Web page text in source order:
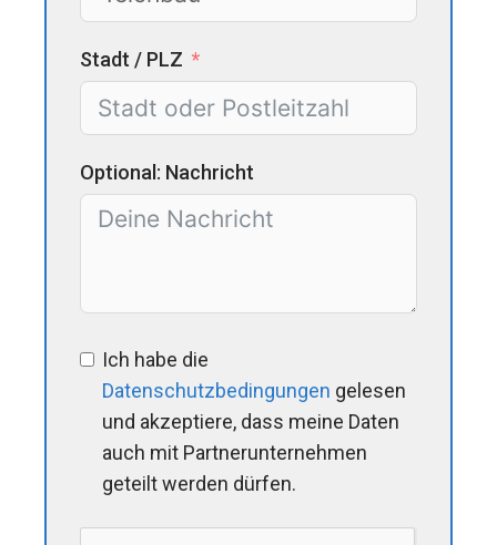
Stadt / PLZ
Optional: Nachricht
Ich habe die
Datenschutzbedingungen gelesen
und akzeptiere, dass meine Daten
auch mit Partnerunternehmen
geteilt werden dürfen.